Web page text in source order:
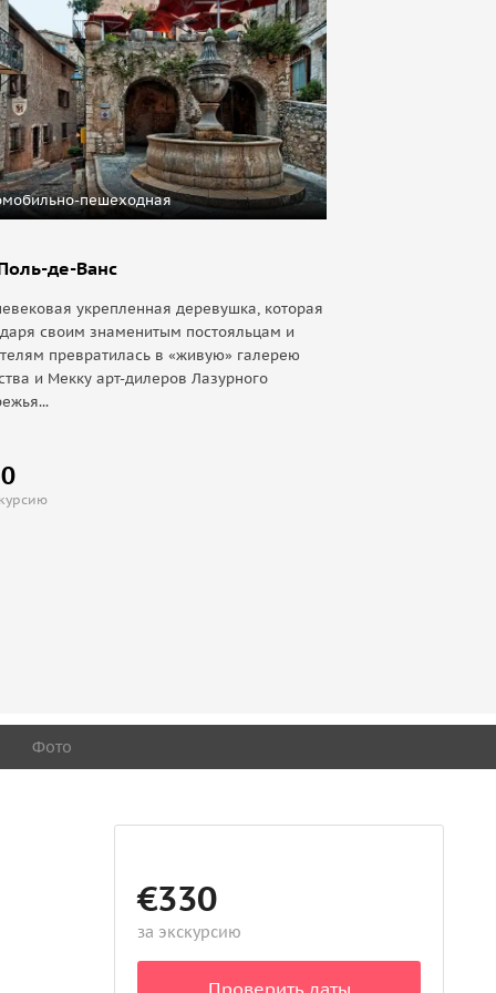
пешеходная
де-Ванс
укрепленная деревушка, которая
своим знаменитым постояльцам и
превратилась в «живую» галерею
и Мекку арт-дилеров Лазурного
Фото
€330
за экскурсию
Проверить даты